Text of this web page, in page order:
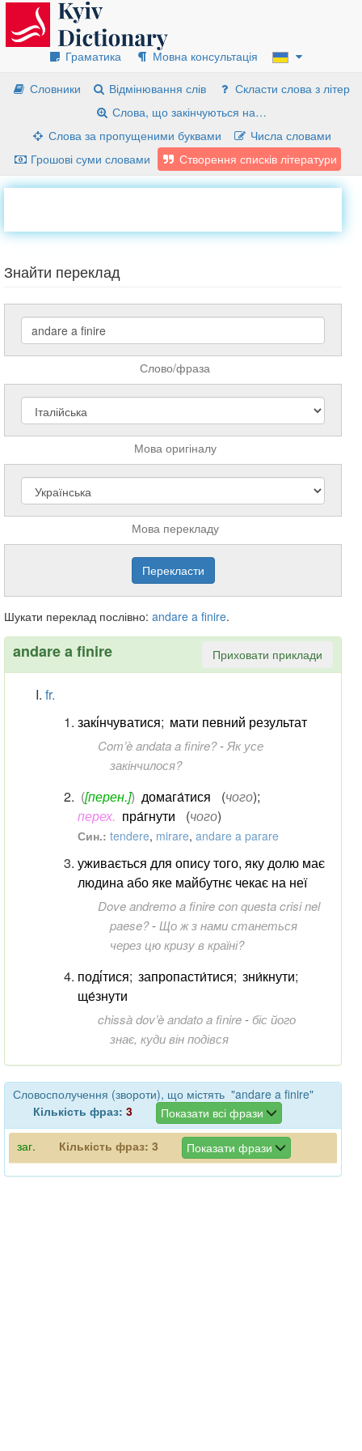
Граматика
Мовна консультація
Словники
Відмінювання слів
Скласти слова з літер
Слова, що закінчуються на…
Слова за пропущеними буквами
Числа словами
Грошові суми словами
Створення списків літератури
Знайти переклад
Слово/фраза
Мова оригіналу
Мова перекладу
Шукати переклад послівно: andare a finire.
andare a finire Приховати приклади
fr.
закі́нчуватися; мати певний результат
Com’è andata a finire?-Як усе
закінчилося?
([перен.]) домага́тися (чого);
перех. пра́гнути (чого)
Син.: tendere, mirare, andare a parare
уживається для опису того, яку долю має
людина або яке майбутнє чекає на неї
Dove andremo a finire con questa crisi nel
paese?-Що ж з нами станеться
через цю кризу в країні?
поді́тися; запропасти́тися; зни́кнути;
ще́знути
chissà dov’è andato a finire- біс його
знає, куди він подівся
Словосполучення (звороти), що містять "andare a finire"
Кількість фраз: 3 Показати всі фрази
заг. Кількість фраз: 3 Показати фрази